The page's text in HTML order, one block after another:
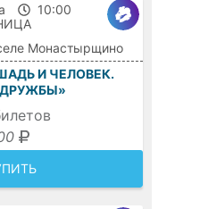
10:00
Монастырщино
И ЧЕЛОВЕК.